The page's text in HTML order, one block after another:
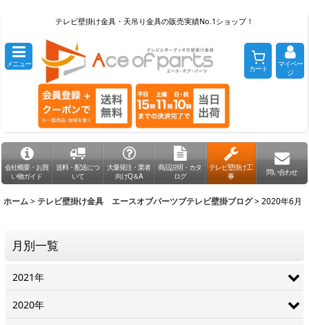
テレビ壁掛け金具・天吊り金具の販売実績No.1ショップ！
メニュー カート
マイペー
ジ
会社概要・お買
い物ガイド
送料・配送につ
いて
大量発注・業者
向けQ＆A
商品説明・カタ
ログ
テレビ壁掛け工
事
問い合わせ
ホーム >テレビ壁掛け金具 エースオブパーツブテレビ壁掛ブログ>2020年6月
月別一覧
2021年
2020年